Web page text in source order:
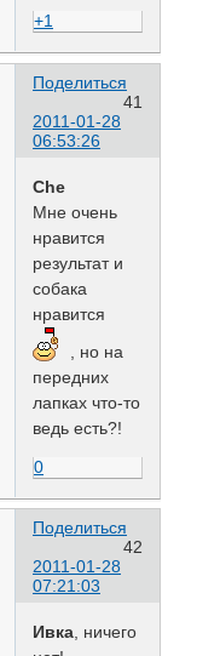
+1
Поделиться
41
2011-01-28
06:53:26
Che
Мне очень
нравится
результат и
собака
нравится
, но на
передних
лапках что-то
ведь есть?!
0
Поделиться
42
2011-01-28
07:21:03
Ивка , ничего